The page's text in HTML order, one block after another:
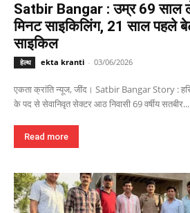
Satbir Bangar : उम्र 69 साल
मिनट साइकिलिंग, 21 साल पहले
साइकिल
हेल्थ ekta kranti - 03/06/2026
एकता क्रांति न्यूज, जींद। Satbir Bangar Story :
के पद से सेवानिवृत सेक्टर आठ निवासी 69 वर्षीय सतबीर...
Read more